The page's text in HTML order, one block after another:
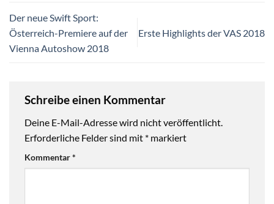
Der neue Swift Sport:
Österreich-Premiere auf der
Vienna Autoshow 2018
Erste Highlights der VAS 2018
Schreibe einen Kommentar
Deine E-Mail-Adresse wird nicht veröffentlicht.
Erforderliche Felder sind mit * markiert
Kommentar*